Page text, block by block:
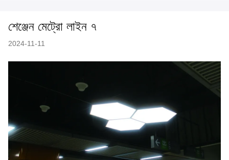
শেঞ্জেন মেট্রো লাইন ৭
2024-11-11